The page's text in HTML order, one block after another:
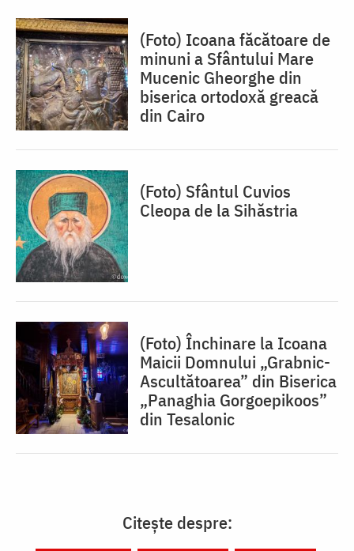
(Foto) Icoana făcătoare de
minuni a Sfântului Mare
Mucenic Gheorghe din
biserica ortodoxă greacă
din Cairo
(Foto) Sfântul Cuvios
Cleopa de la Sihăstria
(Foto) Închinare la Icoana
Maicii Domnului „Grabnic-
Ascultătoarea” din Biserica
„Panaghia Gorgoepikoos”
din Tesalonic
Citește despre: